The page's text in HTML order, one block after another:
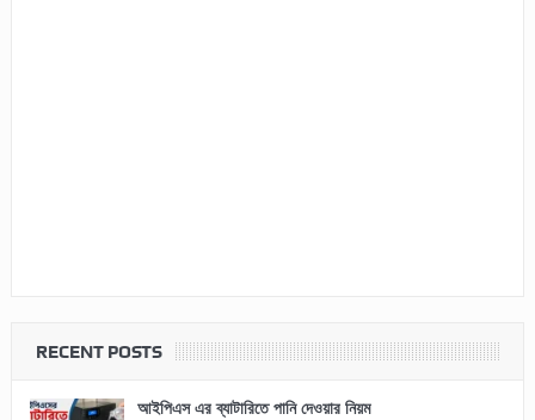
RECENT POSTS
আইপিএস এর ব্যাটারিতে পানি দেওয়ার নিয়ম